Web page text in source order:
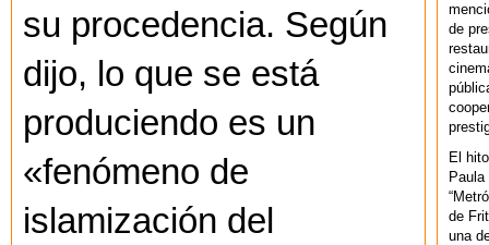
su procedencia. Según
dijo, lo que se está
produciendo es un
«fenómeno de
islamización del
de
El
de
una